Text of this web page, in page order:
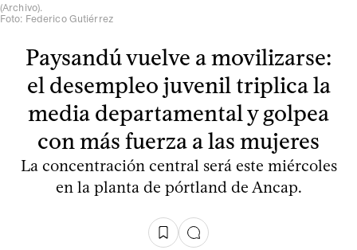
(Archivo).
Foto: Federico Gutiérrez
Paysandú vuelve a movilizarse:
el desempleo juvenil triplica la
media departamental y golpea
con más fuerza a las mujeres
La concentración central será este miércoles
en la planta de pórtland de Ancap.